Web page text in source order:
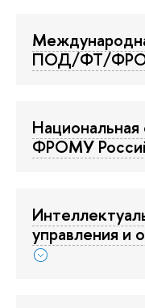
ПОД/ФТ/
ФРОМУ
управления и